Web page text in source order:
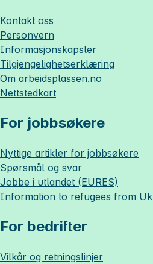
Kontakt oss
Personvern
Informasjonskapsler
Tilgjengelighetserklæring
Om arbeidsplassen.no
Nettstedkart
For jobbsøkere
Nyttige artikler for jobbsøkere
Spørsmål og svar
Jobbe i utlandet (EURES)
Information to refugees from
For bedrifter
Vilkår og retningslinjer